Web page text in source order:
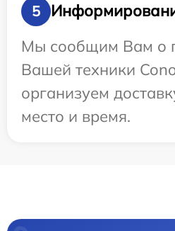
5
Мы сообщим Вам о
Вашей техники
организуем
место и время.